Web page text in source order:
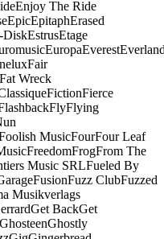
Enjoy The Ride
EpicEpitaphErased
DiskEstrusEtage
EuropaEverest
Fair
Fat Wreck
FictionFierce
FlyFlying
MusicFourFour Leaf
FreedomFrogFrom The
Music SRLFueled By
FusionFuzz ClubFuzzed
Musikverlags
Get BackGet
GhosteenGhostly